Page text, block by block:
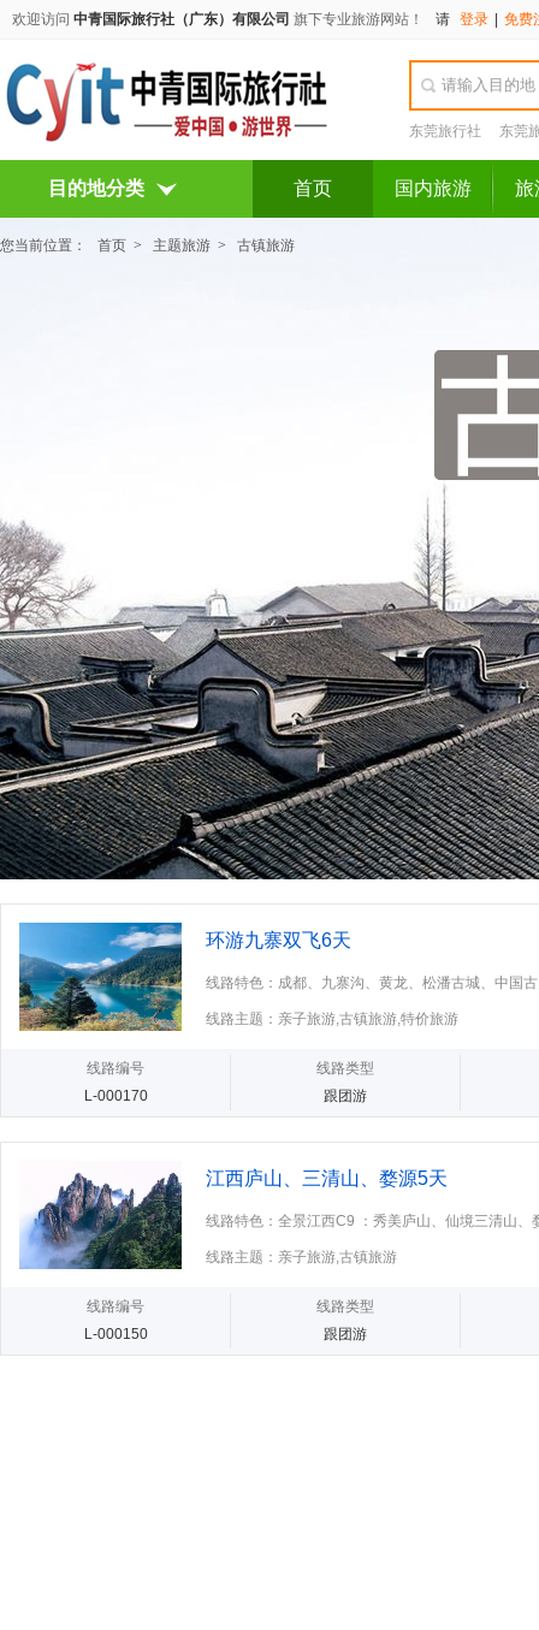
欢迎访问 中青国际旅行社（广东）有限公司 旗下专业旅游网站！ 请 登录 免费
东莞旅行社 东莞
目的地分类 首页 国内旅游 旅
您当前位置： 首页 > 主题旅游 > 古镇旅游
环游九寨双飞6天
线路特色：成都、九寨沟、黄龙、松潘古城、中国
线路主题：亲子旅游,古镇旅游,特价旅游
线路编号
L-000170
线路类型
跟团游
江西庐山、三清山、婺源5天
线路特色：全景江西C9 ：秀美庐山、仙境三清山
线路主题：亲子旅游,古镇旅游
线路编号
L-000150
线路类型
跟团游